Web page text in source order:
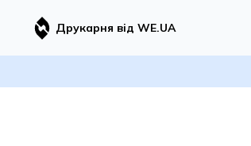
Друкарня від WE.UA